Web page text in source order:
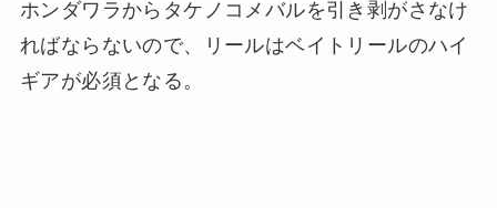
ホンダワラからタケノコメバルを引き剥がさなけ
ればならないので、リールはベイトリールのハイ
ギアが必須となる。